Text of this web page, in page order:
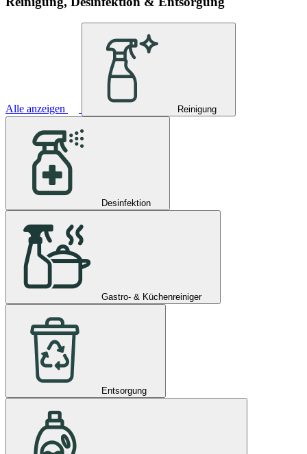
Alle anzeigen Reinigung
Desinfektion
Gastro- & Küchenreiniger
Entsorgung